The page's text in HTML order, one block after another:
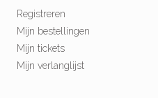
Registreren
Mijn bestellingen
Mijn tickets
Mijn verlanglijst